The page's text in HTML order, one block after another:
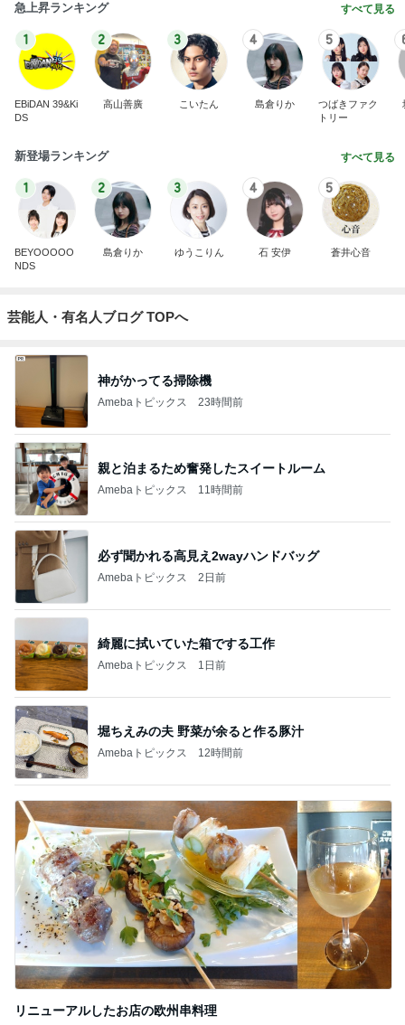
急上昇ランキング すべて見る
1
EBiDAN 39&Ki
DS
2
高山善廣
3
こいたん
4
島倉りか
5
つばきファク
トリー
新登場ランキング すべて見る
1
BEYOOOOO
NDS
2
島倉りか
3
ゆうこりん
4
石 安伊
5
蒼井心音
芸能人・有名人ブログ TOPへ
神がかってる掃除機
Amebaトピックス 23時間前
親と泊まるため奮発したスイートルーム
Amebaトピックス 11時間前
必ず聞かれる高見え2wayハンドバッグ
Amebaトピックス 2日前
綺麗に拭いていた箱でする工作
Amebaトピックス 1日前
堀ちえみの夫 野菜が余ると作る豚汁
Amebaトピックス 12時間前
リニューアルしたお店の欧州串料理